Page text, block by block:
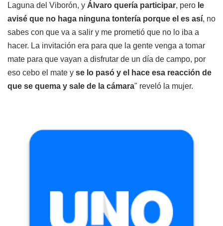
Laguna del Viborón, y Álvaro quería participar, pero le
avisé que no haga ninguna tontería porque el es así, no
sabes con que va a salir y me prometió que no lo iba a
hacer. La invitación era para que la gente venga a tomar
mate para que vayan a disfrutar de un día de campo, por
eso cebo el mate y se lo pasó y el hace esa reacción de
que se quema y sale de la cámara" reveló la mujer.